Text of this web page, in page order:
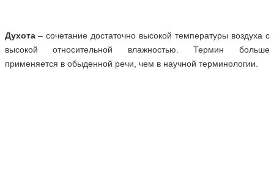
Духота– сочетание достаточно высокой температуры воздуха с
высокой относительной влажностью. Термин больше
применяется в обыденной речи, чем в научной терминологии.